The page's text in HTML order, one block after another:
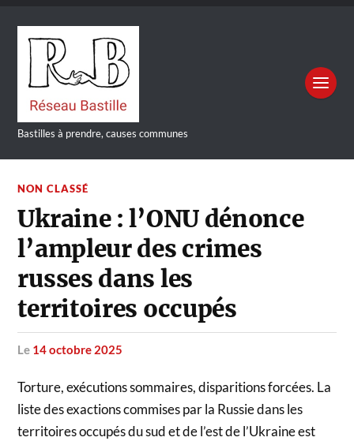
Bastilles à prendre, causes communes
NON CLASSÉ
Ukraine : l’ONU dénonce
l’ampleur des crimes
russes dans les
territoires occupés
le 14 octobre 2025
Torture, exécutions sommaires, disparitions forcées. La
liste des exactions commises par la Russie dans les
territoires occupés du sud et de l’est de l’Ukraine est